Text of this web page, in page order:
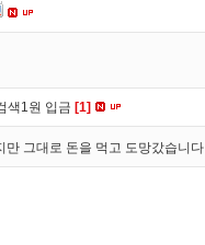
색1원 입금 [1]
그대로 돈을 먹고 도망갔습니다